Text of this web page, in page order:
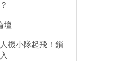
壇
機小隊起飛！鎖